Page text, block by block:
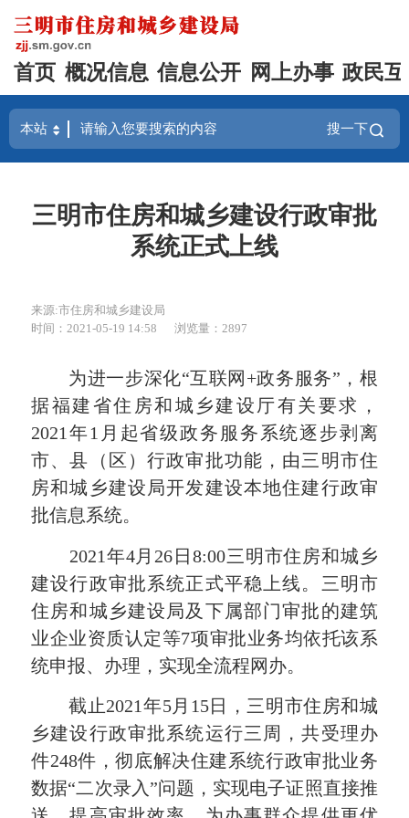
首页 概况信息 信息公开 网上办事 政民
搜一下
三明市住房和城乡建设行政审批
系统正式上线
来源:市住房和城乡建设局
时间：2021-05-19 14:58
浏览量：2897
为进一步深化“互联网+政务服务”，根
据福建省住房和城乡建设厅有关要求，
2021年1月起省级政务服务系统逐步剥离
市、县（区）行政审批功能，由三明市住
房和城乡建设局开发建设本地住建行政审
批信息系统。
2021年4月26日8:00三明市住房和城乡
建设行政审批系统正式平稳上线。 三明市
住房和城乡建设局及下属部门审批的建筑
业企业资质认定等7项审批业务均依托该系
统申报、办理，实现全流程网办。
截止2021年5月15日， 三明市住房和城
乡建设行政审批系统运行三周，共受理办
件248件，彻底解决住建系统行政审批业务
数据“二次录入”问题，实现电子证照直接推